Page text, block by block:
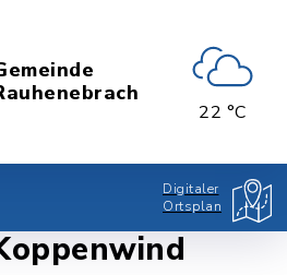
22 °C
Digitaler
Ortsplan